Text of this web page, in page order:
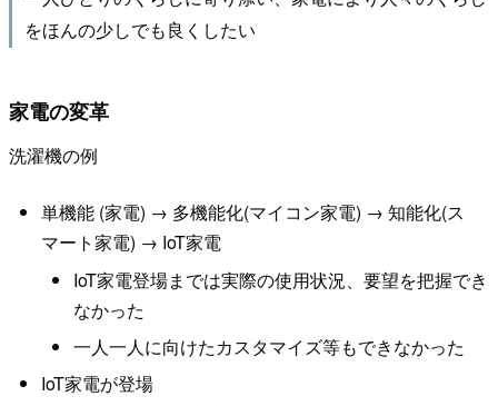
をほんの少しでも良くしたい
家電の変革
洗濯機の例
単機能 (家電) → 多機能化(マイコン家電) → 知能化(ス
マート家電) → IoT家電
IoT家電登場までは実際の使用状況、要望を把握でき
なかった
一人一人に向けたカスタマイズ等もできなかった
IoT家電が登場